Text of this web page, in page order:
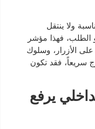
ولا ينتقل
الطلب، فهذا مؤشر
الأزرار، وسلوك
سريعاً، فقد تكون
يرفع